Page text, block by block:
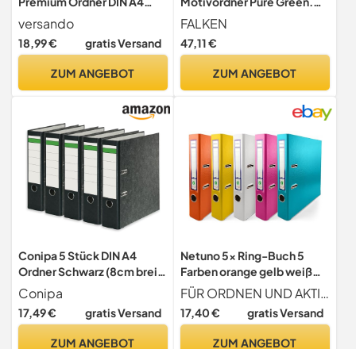
Rücken 8cm Aktenordner
versando
18,99 € gratis Versand
ZUM ANGEBOT
Made in Germany. 8 cm
breit DIN A4 farbig sortiert
Welle & Kreis Blauer Engel
Büroordner Pappordner
FALKEN
47,11 €
ZUM ANGEBOT
Conipa 5 Stück DIN A4
Ordner Schwarz (8cm breit)
2-Ringe-Meachanik [MADE
IN GERMANY] für 600 Blatt
grau marmoriert -
Conipa
17,49 € gratis Versand
ZUM ANGEBOT
Netuno 5x Ring-Buch 5
Farben orange gelb weiß
rosa türkis DIN A4 2-Ring-
Mechanik 5cm Ringmappe
schmaler Aktenordner
FÜR ORDNEN UND AKTIVIEREN Die Aktenordner ermöglichen ein schnelles und einfaches Auffinden der Dokumente. Sie helfen Ihnen, sich im Dschungel der Papiere zurechtzufinden, alte Unterlagen zu archivieren und Ordnung am Arbeitsplatz zu halten.
17,40 € gratis Versand
ZUM ANGEBOT